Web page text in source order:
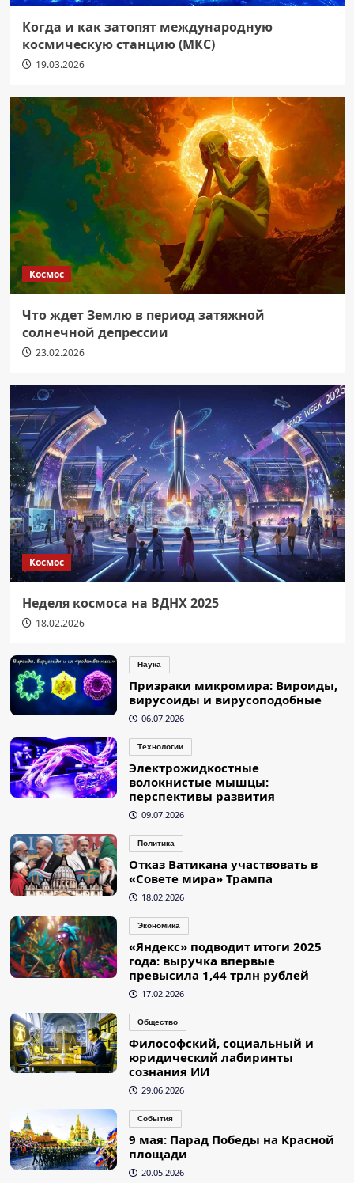
Когда и как затопят международную
космическую станцию (МКС)
19.03.2026
Космос
Что ждет Землю в период затяжной
солнечной депрессии
23.02.2026
Космос
Неделя космоса на ВДНХ 2025
18.02.2026
Наука
Призраки микромира: Вироиды,
вирусоиды и вирусоподобные
06.07.2026
Технологии
Электрожидкостные
волокнистые мышцы:
перспективы развития
09.07.2026
Политика
Отказ Ватикана участвовать в
«Совете мира» Трампа
18.02.2026
Экономика
«Яндекс» подводит итоги 2025
года: выручка впервые
превысила 1,44 трлн рублей
17.02.2026
Общество
Философский, социальный и
юридический лабиринты
сознания ИИ
29.06.2026
События
9 мая: Парад Победы на Красной
площади
20.05.2026